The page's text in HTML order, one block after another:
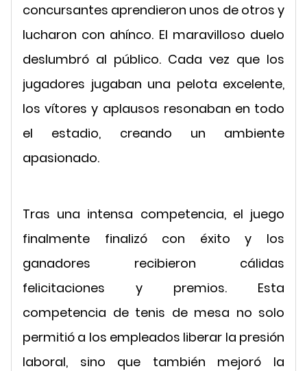
concursantes aprendieron unos de otros y
lucharon con ahínco. El maravilloso duelo
deslumbró al público. Cada vez que los
jugadores jugaban una pelota excelente,
los vítores y aplausos resonaban en todo
el estadio, creando un ambiente
apasionado.
Tras una intensa competencia, el juego
finalmente finalizó con éxito y los
ganadores recibieron cálidas
felicitaciones y premios. Esta
competencia de tenis de mesa no solo
permitió a los empleados liberar la presión
laboral, sino que también mejoró la